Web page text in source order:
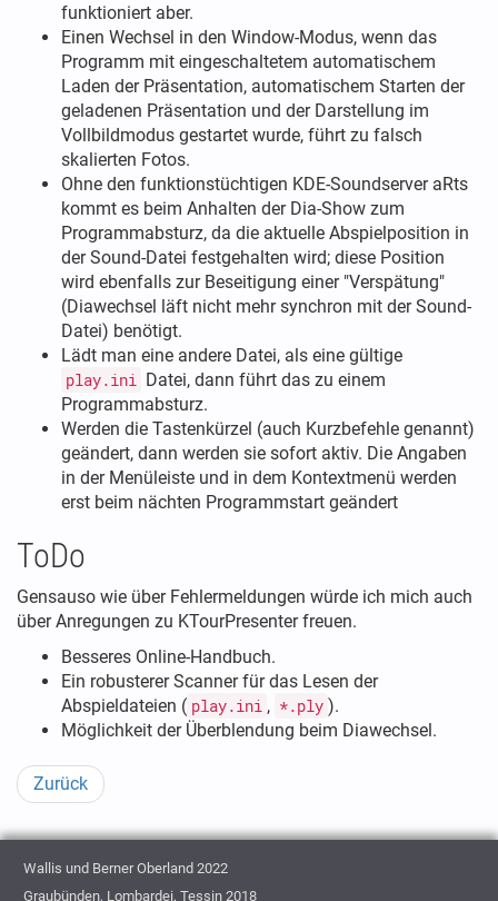
funktioniert aber.
Einen Wechsel in den Window-Modus, wenn das
Programm mit eingeschaltetem automatischem
Laden der Präsentation, automatischem Starten der
geladenen Präsentation und der Darstellung im
Vollbildmodus gestartet wurde, führt zu falsch
skalierten Fotos.
Ohne den funktionstüchtigen KDE-Soundserver aRts
kommt es beim Anhalten der Dia-Show zum
Programmabsturz, da die aktuelle Abspielposition in
der Sound-Datei festgehalten wird; diese Position
wird ebenfalls zur Beseitigung einer "Verspätung"
(Diawechsel läft nicht mehr synchron mit der Sound-
Datei) benötigt.
Lädt man eine andere Datei, als eine gültige
play.ini Datei, dann führt das zu einem
Programmabsturz.
Werden die Tastenkürzel (auch Kurzbefehle genannt)
geändert, dann werden sie sofort aktiv. Die Angaben
in der Menüleiste und in dem Kontextmenü werden
erst beim nächten Programmstart geändert
ToDo
Gensauso wie über Fehlermeldungen würde ich mich auch
über Anregungen zu KTourPresenter freuen.
Besseres Online-Handbuch.
Ein robusterer Scanner für das Lesen der
Abspieldateien ( play.ini , *.ply ).
Möglichkeit der Überblendung beim Diawechsel.
Zurück
Wallis und Berner Oberland 2022
Graubünden, Lombardei, Tessin 2018